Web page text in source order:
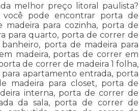
melhor preço litoral paulista?
você pode encontrar porta de
para cozinha, porta de
para quarto, porta de correr de
porta de madeira para
madeira, portas de correr em
de correr de madeira 1 folha,
apartamento entrada, porta
madeira para closet, porta de
interna, porta de correr de
da sala, porta de correr de